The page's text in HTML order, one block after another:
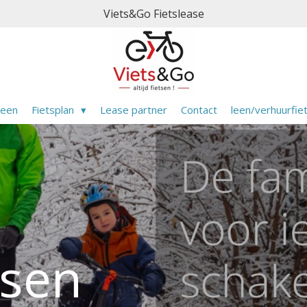
Viets&Go Fietslease
Fietsplan Lease partner Contact leen/